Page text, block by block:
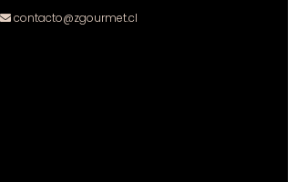
contacto@zgourmet.cl